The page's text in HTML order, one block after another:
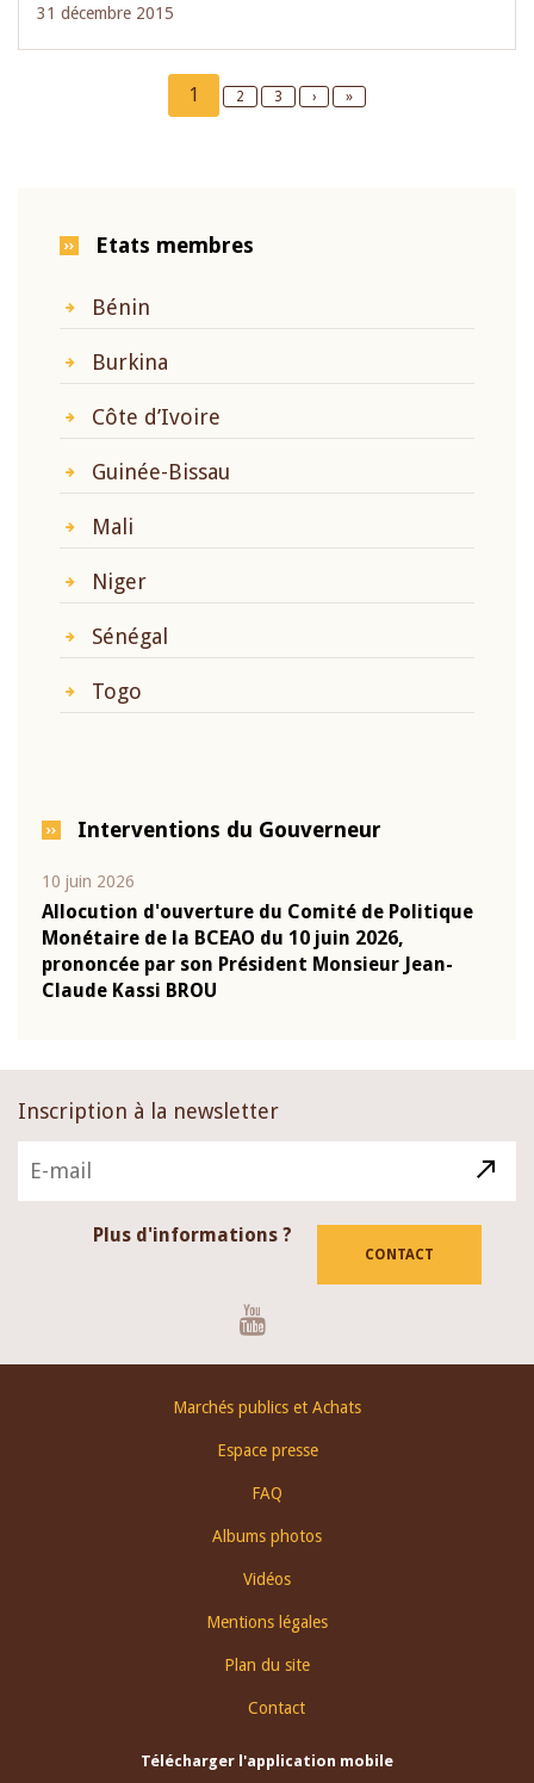
31 décembre 2015
Current
page
1 Page
2 Page
3
Next
›
Last
»
Etats membres
Bénin
Burkina
Côte d’Ivoire
Guinée-Bissau
Mali
Niger
Sénégal
Togo
Interventions du Gouverneur
10 juin 2026
Allocution d'ouverture du Comité de Politique
Monétaire de la BCEAO du 10 juin 2026,
prononcée par son Président Monsieur Jean-
Claude Kassi BROU
Inscription à la newsletter
Plus d'informations ?
CONTACT
Marchés publics et Achats
Espace presse
FAQ
Albums photos
Vidéos
Mentions légales
Plan du site
Contact
Télécharger l'application mobile